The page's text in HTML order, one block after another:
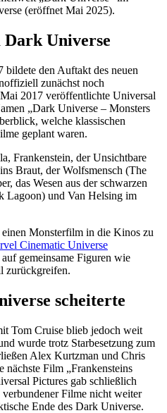
(eröffnet Mai 2025).
Universe
bildete den Auftakt des neuen
zunächst noch
2017 veröffentlichte Universal
„Dark Universe – Monsters
welche klassischen
geplant waren.
Frankenstein, der Unsichtbare
Braut, der Wolfsmensch (The
das Wesen aus der schwarzen
Lagoon) und Van Helsing im
Monsterfilm in die Kinos zu
Cinematic Universe
gemeinsame Figuren wie
zurückgreifen.
scheiterte
Tom Cruise blieb jedoch weit
wurde trotz Starbesetzung zum
Alex Kurtzman und Chris
nächste Film „Frankensteins
Pictures gab schließlich
Filme nicht weiter
Ende des Dark Universe.